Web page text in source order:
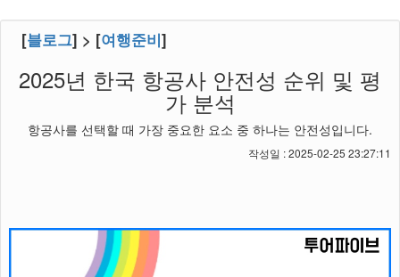
[블로그] > [여행준비]
2025년 한국 항공사 안전성 순위 및 평
가 분석
항공사를 선택할 때 가장 중요한 요소 중 하나는 안전성입니다.
작성일 : 2025-02-25 23:27:11